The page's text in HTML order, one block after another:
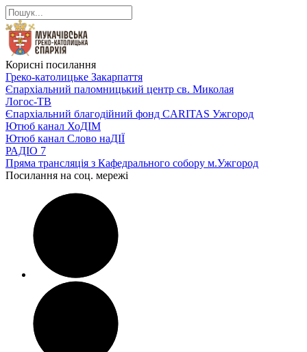
Корисні посилання
Греко-католицьке Закарпаття
Єпархіальний паломницький центр св. Миколая
Логос-ТВ
Єпархіальний благодійний фонд CARITAS Ужгород
Ютюб канал ХоДІМ
Ютюб канал Слово наДІЇ
РАДІО 7
Пряма трансляція з Кафедрального собору м.Ужгород
Посилання на соц. мережі